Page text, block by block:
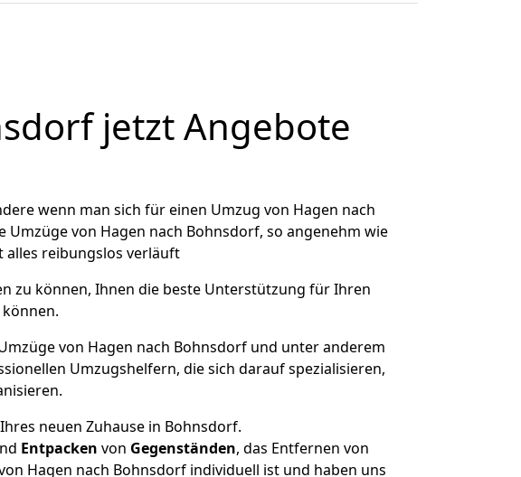
jetzt Angebote
wenn man sich für einen Umzug von Hagen nach
von Hagen nach Bohnsdorf, so angenehm wie
alles reibungslos verläuft
zu können, Ihnen die beste Unterstützung für Ihren
von Hagen nach Bohnsdorf und unter anderem
Umzugshelfern, die sich darauf spezialisieren,
neuen Zuhause in Bohnsdorf.
Entpacken von Gegenständen, das Entfernen von
Hagen nach Bohnsdorf individuell ist und haben uns